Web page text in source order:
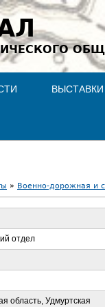
ВЫСТАВКИ
» Военно-дорожная и
отдел
область, Удмуртская